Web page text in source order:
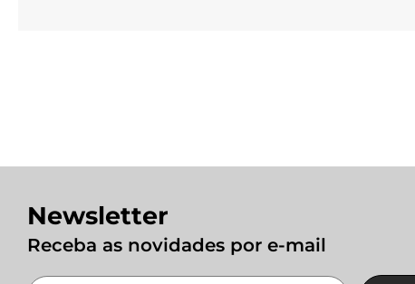
Newsletter
Receba as novidades por e-mail